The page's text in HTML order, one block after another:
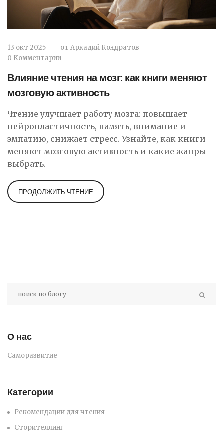
13 окт 2025 от Аркадий Кондратов
0 Комментарии
Влияние чтения на мозг: как книги меняют
мозговую активность
Чтение улучшает работу мозга: повышает
нейропластичность, память, внимание и
эмпатию, снижает стресс. Узнайте, как книги
меняют мозговую активность и какие жанры
выбрать.
ПРОДОЛЖИТЬ ЧТЕНИЕ
О нас
Саморазвитие
Категории
Рекомендации для чтения
Сторителлинг